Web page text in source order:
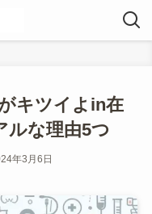
キツイよin在
ルな理由5つ
年3月6日